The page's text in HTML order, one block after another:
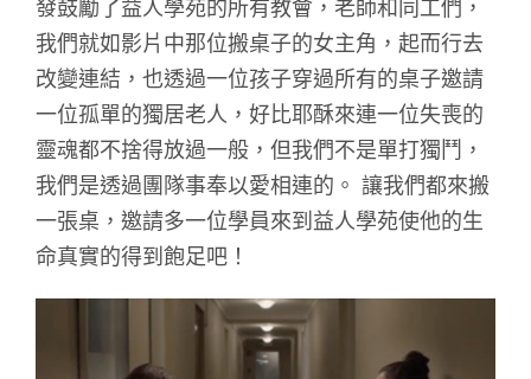
發鼓勵了益人學苑的所有教會，老師和同工們，
我們就如影片中那位搬桌子的女主角，起而行去
改變連結，也透過一位孩子穿過所有的桌子邀請
一位孤單的獨居老人，好比耶酥來連一位失喪的
靈魂都不捨得放過一般，但我們不是單打獨鬥，
我們是透過團隊事奉以愛相連的。 讓我們都來搬
一張桌，邀請多一位學員來到益人學苑使他的生
命真實的得到飽足吧！